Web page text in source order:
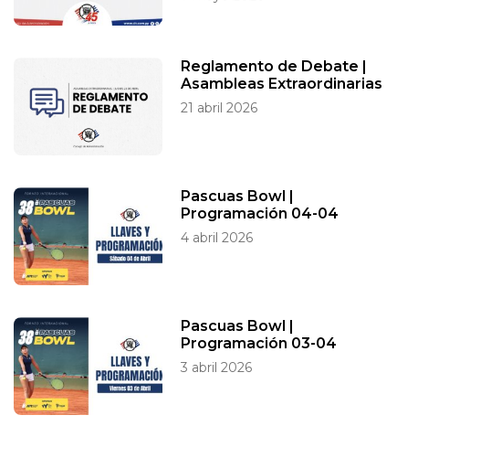
Reglamento de Debate |
Asambleas Extraordinarias
21 abril 2026
Pascuas Bowl |
Programación 04-04
4 abril 2026
Pascuas Bowl |
Programación 03-04
3 abril 2026